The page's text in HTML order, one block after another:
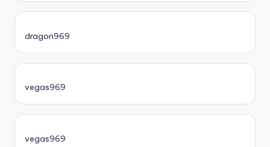
dragon969
vegas969
vegas969